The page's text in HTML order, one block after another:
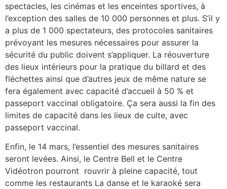
spectacles, les cinémas et les enceintes sportives, à
l’exception des salles de 10 000 personnes et plus. S’il y
a plus de 1 000 spectateurs, des protocoles sanitaires
prévoyant les mesures nécessaires pour assurer la
sécurité du public doivent s’appliquer. La réouverture
des lieux intérieurs pour la pratique du billard et des
fléchettes ainsi que d’autres jeux de même nature se
fera également avec capacité d’accueil à 50 % et
passeport vaccinal obligatoire. Ça sera aussi la fin des
limites de capacité dans les lieux de culte, avec
passeport vaccinal.
Enfin, le 14 mars, l’essentiel des mesures sanitaires
seront levées. Ainsi, le Centre Bell et le Centre
Vidéotron pourront rouvrir à pleine capacité, tout
comme les restaurants La danse et le karaoké sera